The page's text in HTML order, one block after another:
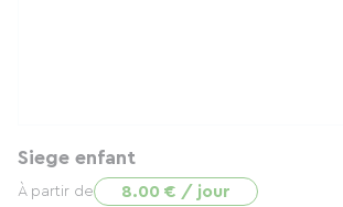
Siege enfant
À partir de 8.00 € / jour